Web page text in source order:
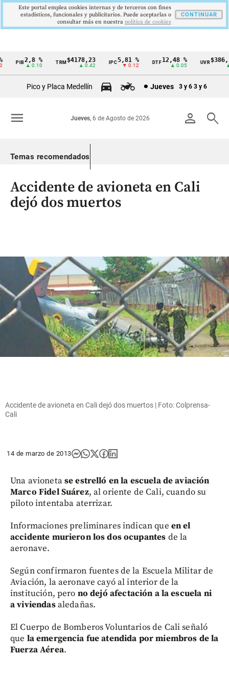
Cintillo
Colombia
PIB2,8 %
▲ 0.10
TRM$4178,23
▲ 0.42
5,81 %
▼ 0.12
DTF12,48 %
▲ 0.05
UVR
▲
Pico y Placa Medellín Jueves 3 y 6 3 y 6
person search
Jueves, 6 de Agosto de 2026
menu
Temas recomendados
Accidente de avioneta en Cali
dejó dos muertos
Accidente de avioneta en Cali dejó dos muertos | Foto: Colprensa-
Cali
14 de marzo de 2013
Una avionetase estrelló en la escuela de aviación
Marco Fidel Suárez, al oriente de Cali, cuando su
piloto intentaba aterrizar.
Informaciones preliminares indican que en el
accidente murieron los dos ocupantes de la
aeronave.
Según confirmaron fuentes de la Escuela Militar de
Aviación, la aeronave cayó al interior de la
institución, pero no dejó afectación a la escuela ni
a viviendasaledañas.
El Cuerpo de Bomberos Voluntarios de Cali señaló
que la emergencia fue atendida por miembros de la
Fuerza Aérea.
Este portal emplea cookies internas y de terceros con fines
estadísticos, funcionales y publicitarios. Puede aceptarlas o
consultar más en nuestra politica de cookies
CONTINUAR